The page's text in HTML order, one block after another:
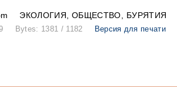
ЭКОЛОГИЯ ОБЩЕСТВО БУРЯТИЯ
Bytes: 1381 / 1182 Версия для печати